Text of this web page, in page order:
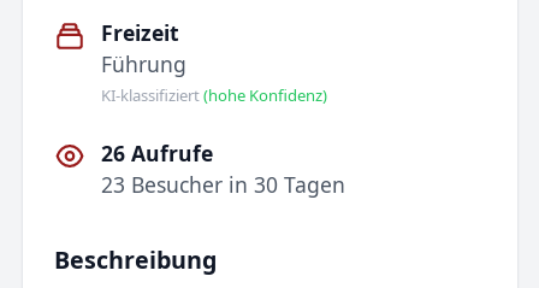
Freizeit
Führung
KI-klassifiziert(hohe Konfidenz)
26 Aufrufe
23 Besucher in 30 Tagen
Beschreibung